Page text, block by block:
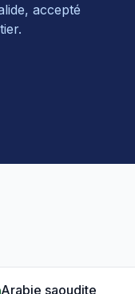
accepté
Arabie saoudite